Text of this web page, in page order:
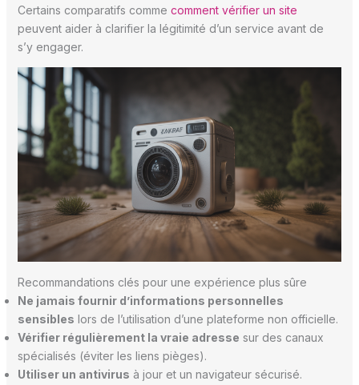
Certains comparatifs comme comment vérifier un site
peuvent aider à clarifier la légitimité d’un service avant de
s’y engager.
Recommandations clés pour une expérience plus sûre
Ne jamais fournir d’informations personnelles
sensibles lors de l’utilisation d’une plateforme non officielle.
Vérifier régulièrement la vraie adresse sur des canaux
spécialisés (éviter les liens pièges).
Utiliser un antivirus à jour et un navigateur sécurisé.